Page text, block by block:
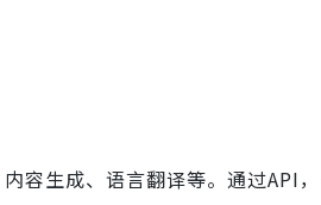
容生成、语言翻译等。通过API